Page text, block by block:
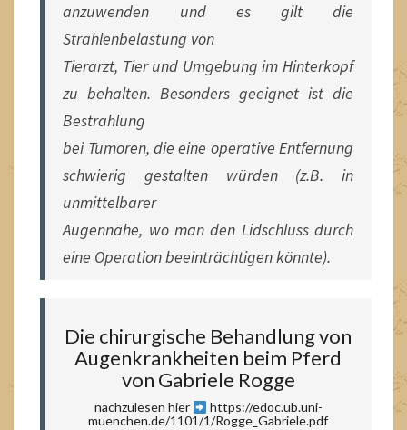
anzuwenden und es gilt die
Strahlenbelastung von
Tierarzt, Tier und Umgebung im Hinterkopf
zu behalten. Besonders geeignet ist die
Bestrahlung
bei Tumoren, die eine operative Entfernung
schwierig gestalten würden (z.B. in
unmittelbarer
Augennähe, wo man den Lidschluss durch
eine Operation beeinträchtigen könnte).
Die chirurgische Behandlung von
Augenkrankheiten beim Pferd
von Gabriele Rogge
nachzulesen hier
https://edoc.ub.uni-
muenchen.de/1101/1/Rogge_Gabriele.pdf